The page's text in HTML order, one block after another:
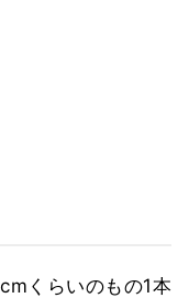
くらいのもの1本